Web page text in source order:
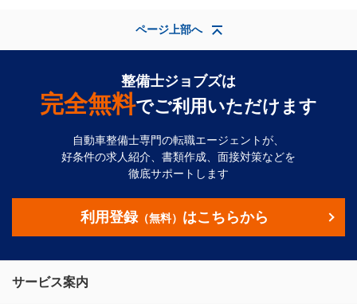
ページ上部へ
整備士ジョブズは
完全無料でご利用いただけます
自動車整備士専門の転職エージェントが、
好条件の求人紹介、書類作成、面接対策などを
徹底サポートします
利用登録（無料） はこちらから
サービス案内